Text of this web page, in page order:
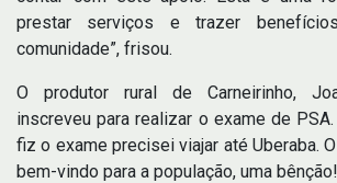
prestar serviços e trazer
comunidade”, frisou.
O produtor rural de Carneirinho,
inscreveu para realizar o exame de
fiz o exame precisei viajar até Uberaba.
bem-vindo para a população, uma